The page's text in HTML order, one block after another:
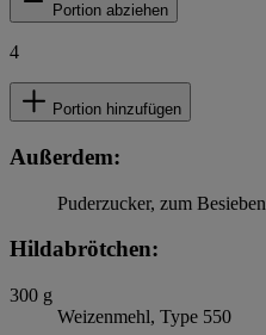
Portion abziehen
4
Portion hinzufügen
Außerdem:
Puderzucker, zum Besieben
Hildabrötchen:
300 g
Weizenmehl, Type 550